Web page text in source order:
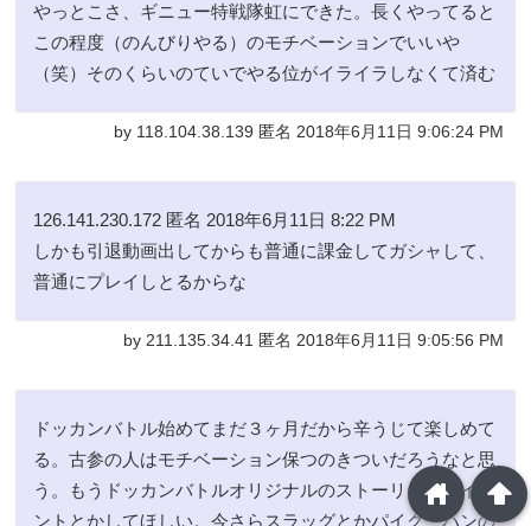
やっとこさ、ギニュー特戦隊虹にできた。長くやってると
この程度（のんびりやる）のモチベーションでいいや
（笑）そのくらいのていでやる位がイライラしなくて済む
by 118.104.38.139 匿名 2018年6月11日 9:06:24 PM
126.141.230.172 匿名 2018年6月11日 8:22 PM
しかも引退動画出してからも普通に課金してガシャして、
普通にプレイしとるからな
by 211.135.34.41 匿名 2018年6月11日 9:05:56 PM
ドッカンバトル始めてまだ３ヶ月だから辛うじて楽しめて
る。古参の人はモチベーション保つのきついだろうなと思
う。もうドッカンバトルオリジナルのストーリーの新イベ
ントとかしてほしい。今さらスラッグとかパイクーハンの
arrowup
home